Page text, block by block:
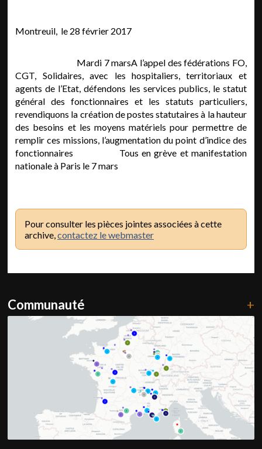
Montreuil, le 28 février 2017
Mardi 7 marsA l’appel des fédérations FO,
CGT, Solidaires, avec les hospitaliers, territoriaux et
agents de l’Etat, défendons les services publics, le statut
général des fonctionnaires et les statuts particuliers,
revendiquons la création de postes statutaires à la hauteur
des besoins et les moyens matériels pour permettre de
remplir ces missions, l’augmentation du point d’indice des
fonctionnaires Tous en grève et manifestation
nationale à Paris le 7 mars
Pour consulter les pièces jointes associées à cette
archive,contactez le webmaster
Communauté +